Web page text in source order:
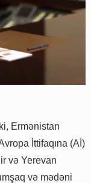
Ermənistan
İttifaqına (Aİ)
və Yerevan
və mədəni